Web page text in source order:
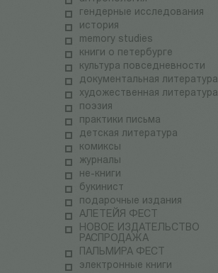
гендерные исследования
история
memory studies
книги о петербурге
культура повседневности
документальная литература
художественная литература
поэзия
практики письма
детская литература
комиксы
журналы
не-книги
букинист
подарочные издания
АЛЕТЕЙЯ ФЕСТ
НОВОЕ ИЗДАТЕЛЬСТВО
РАСПРОДАЖА
ПАЛЬМИРА ФЕСТ
электронные книги